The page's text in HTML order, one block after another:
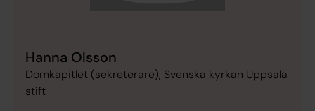
Hanna Olsson
Domkapitlet (sekreterare), Svenska kyrkan Uppsala
stift